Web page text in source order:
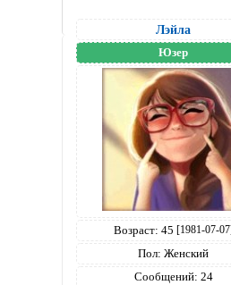
Лэйла
Юзер
Возраст: 45 [1981-07-07]
Пол: Женский
Сообщений: 24